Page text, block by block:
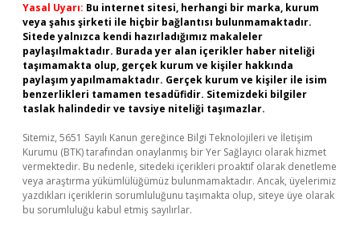
Yasal Uyarı: Bu internet sitesi, herhangi bir marka, kurum
veya şahıs şirketi ile hiçbir bağlantısı bulunmamaktadır.
Sitede yalnızca kendi hazırladığımız makaleler
paylaşılmaktadır. Burada yer alan içerikler haber niteliği
taşımamakta olup, gerçek kurum ve kişiler hakkında
paylaşım yapılmamaktadır. Gerçek kurum ve kişiler ile isim
benzerlikleri tamamen tesadüfidir. Sitemizdeki bilgiler
taslak halindedir ve tavsiye niteliği taşımazlar.
Sitemiz, 5651 Sayılı Kanun gereğince Bilgi Teknolojileri ve İletişim
Kurumu (BTK) tarafından onaylanmış bir Yer Sağlayıcı olarak hizmet
vermektedir. Bu nedenle, sitedeki içerikleri proaktif olarak denetleme
veya araştırma yükümlülüğümüz bulunmamaktadır. Ancak, üyelerimiz
yazdıkları içeriklerin sorumluluğunu taşımakta olup, siteye üye olarak
bu sorumluluğu kabul etmiş sayılırlar.